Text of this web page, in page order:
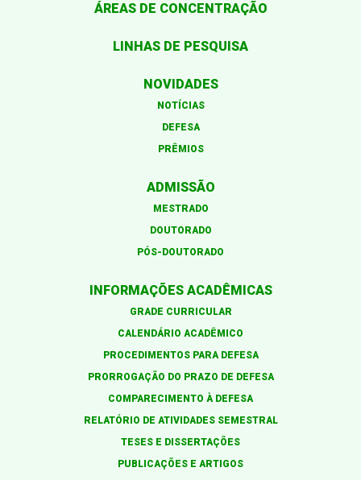
ÁREAS DE CONCENTRAÇÃO
LINHAS DE PESQUISA
NOVIDADES
NOTÍCIAS
DEFESA
PRÊMIOS
ADMISSÃO
MESTRADO
DOUTORADO
PÓS-DOUTORADO
INFORMAÇÕES ACADÊMICAS
GRADE CURRICULAR
CALENDÁRIO ACADÊMICO
PROCEDIMENTOS PARA DEFESA
PRORROGAÇÃO DO PRAZO DE DEFESA
COMPARECIMENTO À DEFESA
RELATÓRIO DE ATIVIDADES SEMESTRAL
TESES E DISSERTAÇÕES
PUBLICAÇÕES E ARTIGOS